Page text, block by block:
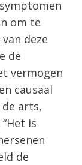
om te
deze
de
vermogen
causaal
arts,
is
de